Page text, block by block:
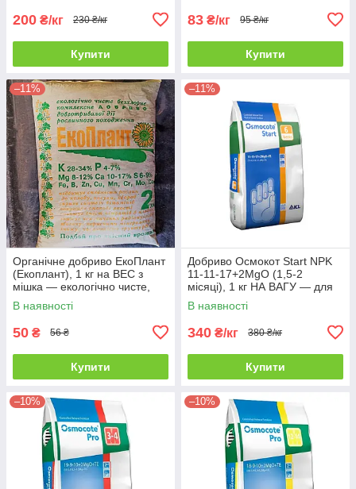
200 ₴/кг 230 ₴/кг
Купити
83 ₴/кг 95 ₴/кг
Купити
–11%
Органічне добриво ЕкоПлант
(Екоплант), 1 кг на ВЕС з
мішка — екологічно чисте,
безхлорне добриво
В наявності
50 ₴ 56 ₴
Купити
–11%
Добриво Осмокот Start NPK
11-11-17+2MgO (1,5-2
місяці), 1 кг НА ВАГУ — для
касет, сіянців, молодих
рослин
В наявності
340 ₴/кг 380 ₴/кг
Купити
–10% –10%